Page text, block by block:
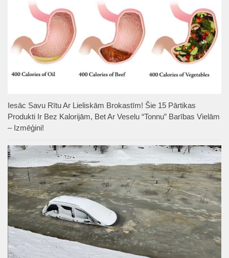
Iesāc Savu Rītu Ar Lieliskām Brokastīm! Šie 15 Pārtikas
Produkti Ir Bez Kalorijām, Bet Ar Veselu “Tonnu” Barības Vielām
– Izmēģini!